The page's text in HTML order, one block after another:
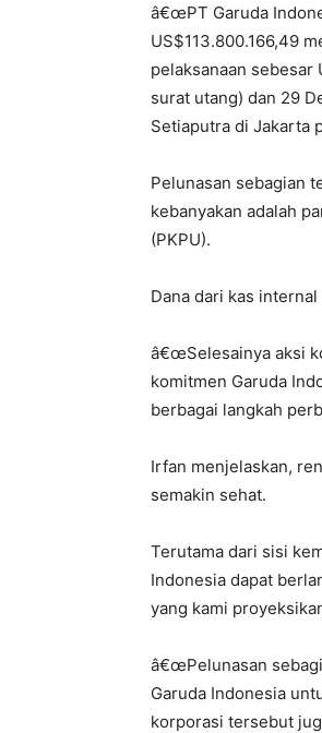
â€œPT Garuda
US$113.800.166,49
pelaksanaan
surat utang) dan 29
Setiaputra di Jakarta
Pelunasan sebagian
kebanyakan adalah
(PKPU).
Dana dari kas
â€œSelesainya aksi
komitmen Garuda
berbagai langkah
Irfan menjelaskan,
semakin sehat.
Terutama dari sisi
Indonesia dapat
yang kami
â€œPelunasan
Garuda Indonesia
korporasi tersebut